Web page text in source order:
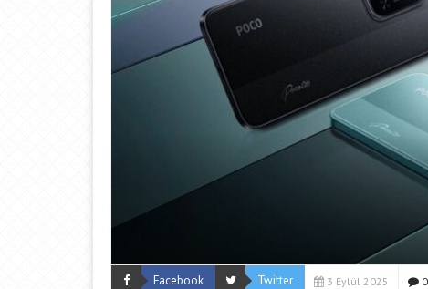
Facebook Twitter 3 Eylül 2025 0